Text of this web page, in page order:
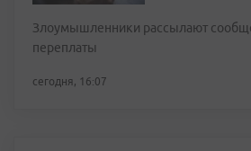
Злоумышленники рассылают
переплаты
сегодня, 16:07